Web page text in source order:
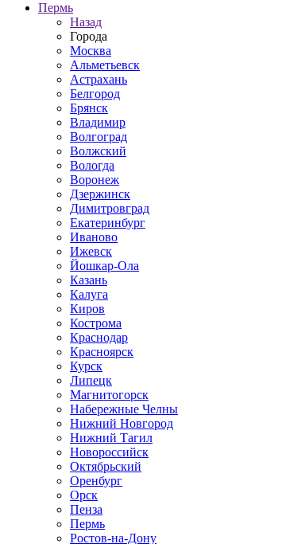
Пермь
Назад
Города
Москва
Альметьевск
Астрахань
Белгород
Брянск
Владимир
Волгоград
Волжский
Вологда
Воронеж
Дзержинск
Димитровград
Екатеринбург
Иваново
Ижевск
Йошкар-Ола
Казань
Калуга
Киров
Кострома
Краснодар
Красноярск
Курск
Липецк
Магнитогорск
Набережные Челны
Нижний Новгород
Нижний Тагил
Новороссийск
Октябрьский
Оренбург
Орск
Пенза
Пермь
Ростов-на-Дону